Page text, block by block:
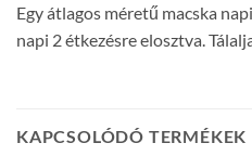
Egy átlagos méretű macska
napi 2 étkezésre elosztva.
KAPCSOLÓDÓ TERMÉKEK